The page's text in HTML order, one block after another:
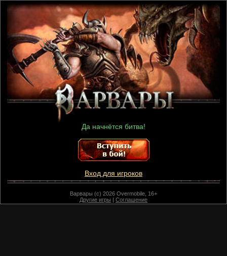
Да начнётся битва!
Вход для игроков
Варвары (c) 2026 Overmobile, 16+
Другие игры | Соглашение